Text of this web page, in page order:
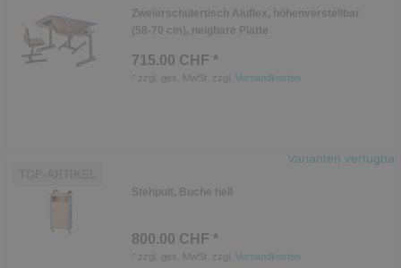
Zweierschülertisch Aluflex, höhenverstellbar
(58-70 cm), neigbare Platte
715.00 CHF *
zzgl. ges. MwSt. zzgl. Versandkosten
Varianten verfügbar
Stehpult, Buche hell
800.00 CHF *
zzgl. ges. MwSt. zzgl. Versandkosten